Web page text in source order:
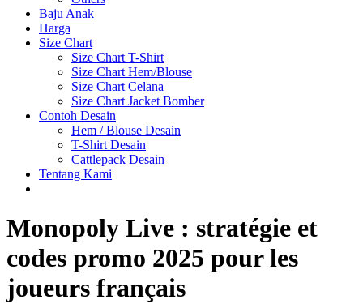
Baju Anak
Harga
Size Chart
Size Chart T-Shirt
Size Chart Hem/Blouse
Size Chart Celana
Size Chart Jacket Bomber
Contoh Desain
Hem / Blouse Desain
T-Shirt Desain
Cattlepack Desain
Tentang Kami
Monopoly Live : stratégie et
codes promo 2025 pour les
joueurs français